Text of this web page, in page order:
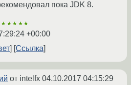
пока JDK 8.
★★★★★
+00:00
Ссылка
от intelfx 04.10.2017 04:15:29